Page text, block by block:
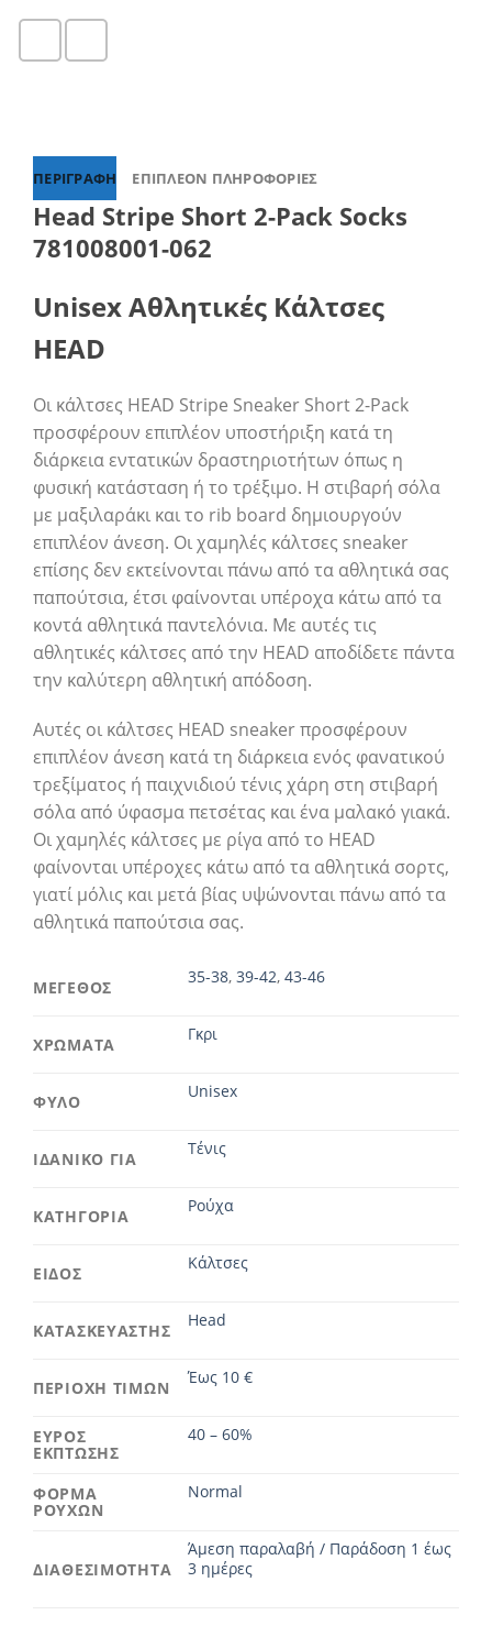
ΠΕΡΙΓΡΑΦΉ ΕΠΙΠΛΈΟΝ ΠΛΗΡΟΦΟΡΊΕΣ
Head Stripe Short 2-Pack Socks
781008001-062
Unisex Αθλητικές Κάλτσες
HEAD
Οι κάλτσες HEAD Stripe Sneaker Short 2-Pack
προσφέρουν επιπλέον υποστήριξη κατά τη
διάρκεια εντατικών δραστηριοτήτων όπως η
φυσική κατάσταση ή το τρέξιμο. Η στιβαρή σόλα
με μαξιλαράκι και το rib board δημιουργούν
επιπλέον άνεση. Οι χαμηλές κάλτσες sneaker
επίσης δεν εκτείνονται πάνω από τα αθλητικά σας
παπούτσια, έτσι φαίνονται υπέροχα κάτω από τα
κοντά αθλητικά παντελόνια. Με αυτές τις
αθλητικές κάλτσες από την HEAD αποδίδετε πάντα
την καλύτερη αθλητική απόδοση.
Αυτές οι κάλτσες HEAD sneaker προσφέρουν
επιπλέον άνεση κατά τη διάρκεια ενός φανατικού
τρεξίματος ή παιχνιδιού τένις χάρη στη στιβαρή
σόλα από ύφασμα πετσέτας και ένα μαλακό γιακά.
Οι χαμηλές κάλτσες με ρίγα από το HEAD
φαίνονται υπέροχες κάτω από τα αθλητικά σορτς,
γιατί μόλις και μετά βίας υψώνονται πάνω από τα
αθλητικά παπούτσια σας.
ΜΕΓΕΘΟΣ
35-38,39-42,43-46
ΧΡΩΜΑΤΑ
Γκρι
ΦΥΛΟ
Unisex
ΙΔΑΝΙΚΟ ΓΙΑ
Τένις
ΚΑΤΗΓΟΡΙΑ
Ρούχα
ΕΙΔΟΣ
Κάλτσες
ΚΑΤΑΣΚΕΥΑΣΤΗΣ
Head
ΠΕΡΙΟΧΗ ΤΙΜΩΝ
Έως 10 €
ΕΥΡΟΣ
ΕΚΠΤΩΣΗΣ
40 – 60%
ΦΟΡΜΑ
ΡΟΥΧΩΝ
Normal
ΔΙΑΘΕΣΙΜΟΤΗΤΑ
Άμεση παραλαβή / Παράδοση 1 έως
3 ημέρες